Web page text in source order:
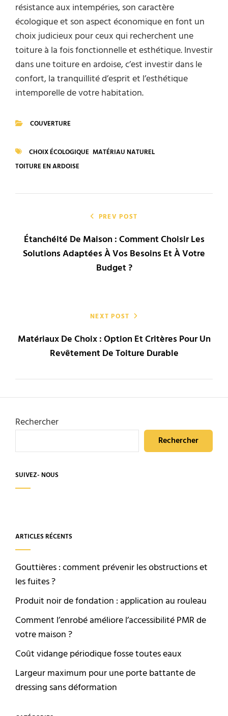
résistance aux intempéries, son caractère
écologique et son aspect économique en font un
choix judicieux pour ceux qui recherchent une
toiture à la fois fonctionnelle et esthétique. Investir
dans une toiture en ardoise, c’est investir dans le
confort, la tranquillité d’esprit et l’esthétique
intemporelle de votre habitation.
COUVERTURE
TAGS
CHOIX ÉCOLOGIQUE MATÉRIAU NATUREL
TOITURE EN ARDOISE
l’article
PREV POST
Étanchéité De Maison : Comment Choisir Les
Solutions Adaptées À Vos Besoins Et À Votre
Budget ?
NEXT POST
Matériaux De Choix : Option Et Critères Pour Un
Revêtement De Toiture Durable
Rechercher
Rechercher
SUIVEZ- NOUS
ARTICLES RÉCENTS
Gouttières : comment prévenir les obstructions et
les fuites ?
Produit noir de fondation : application au rouleau
Comment l’enrobé améliore l’accessibilité PMR de
votre maison ?
Coût vidange périodique fosse toutes eaux
Largeur maximum pour une porte battante de
dressing sans déformation